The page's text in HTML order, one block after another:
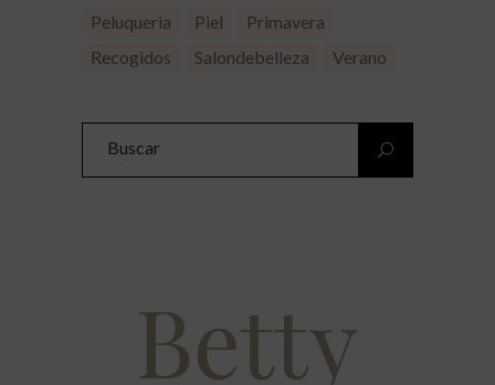
Peluqueria
Piel
Primavera
Recogidos
Salondebelleza Verano